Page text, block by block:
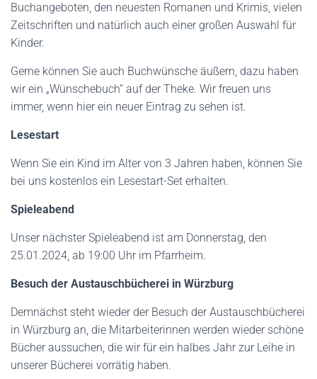
Buchangeboten, den neuesten Romanen und Krimis, vielen
Zeitschriften und natürlich auch einer großen Auswahl für
Kinder.
Gerne können Sie auch Buchwünsche äußern, dazu haben
wir ein „Wünschebuch“ auf der Theke. Wir freuen uns
immer, wenn hier ein neuer Eintrag zu sehen ist.
Lesestart
Wenn Sie ein Kind im Alter von 3 Jahren haben, können Sie
bei uns kostenlos ein Lesestart-Set erhalten.
Spieleabend
Unser nächster Spieleabend ist am Donnerstag, den
25.01.2024, ab 19:00 Uhr im Pfarrheim.
Besuch der Austauschbücherei in Würzburg
Demnächst steht wieder der Besuch der Austauschbücherei
in Würzburg an, die Mitarbeiterinnen werden wieder schöne
Bücher aussuchen, die wir für ein halbes Jahr zur Leihe in
unserer Bücherei vorrätig haben.